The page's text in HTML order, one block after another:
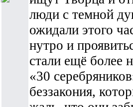
люди с темной
ожидали этого
нутро и
стали ещё более
«30
беззакония,